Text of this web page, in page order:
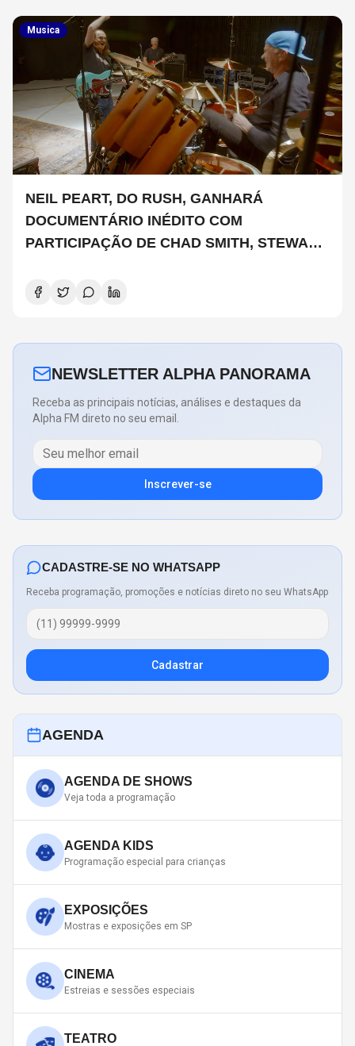
Musica
NEIL PEART, DO RUSH, GANHARÁ
DOCUMENTÁRIO INÉDITO COM
PARTICIPAÇÃO DE CHAD SMITH, STEWART
NEWSLETTER ALPHA PANORAMA
Receba as principais notícias, análises e destaques da
Alpha FM direto no seu email.
Inscrever-se
CADASTRE-SE NO WHATSAPP
Receba programação, promoções e notícias direto no seu WhatsApp
Cadastrar
AGENDA
AGENDA DE SHOWS
Veja toda a programação
AGENDA KIDS
Programação especial para crianças
EXPOSIÇÕES
Mostras e exposições em SP
CINEMA
Estreias e sessões especiais
TEATRO